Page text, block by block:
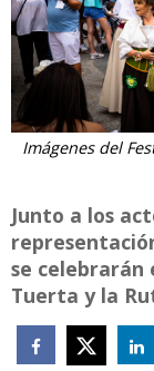
Imágenes del
Junto a los
se celebrarán
Tuerta y la